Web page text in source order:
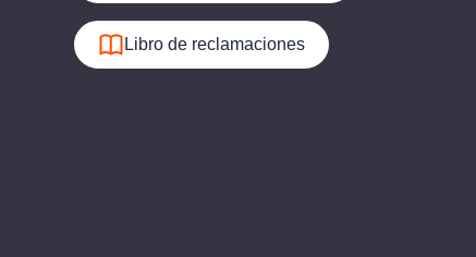
Libro de reclamaciones